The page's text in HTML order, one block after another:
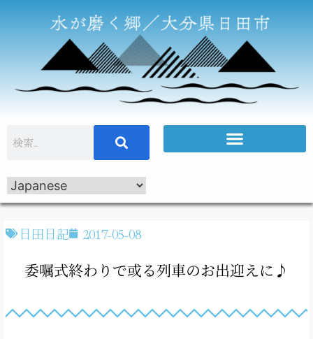
日田日記 2017-05-08
委嘱式終わりで或る列車のお出迎えに♪